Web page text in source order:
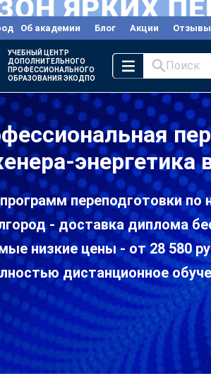
Об академии Блог Акции Отзывы
УЧЕБНЫЙ ЦЕНТР
ДОПОЛНИТЕЛЬНОГО
ПРОФЕССИОНАЛЬНОГО
ОБРАЗОВАНИЯ ЭКОДПО
Поиск
энергетика
переподготовки по
- доставка диплома
низкие цены - от 28 580
дистанционное